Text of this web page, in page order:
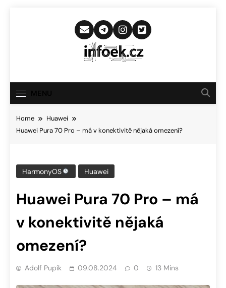
Infoek.cz
Novinkám
Home
Huawei
Huawei Pura 70 Pro – má v konektivitě nějaká omezení?
HarmonyOS Huawei
Huawei Pura 70 Pro – má
v konektivitě nějaká
omezení?
Adolf Pupík 09.08.2024 0 13 Mins